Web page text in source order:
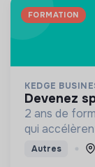
FORMATION
KEDGE
devenez
2 ans de
qui
Autres